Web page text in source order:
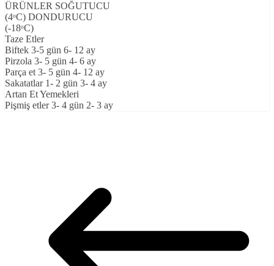
ÜRÜNLER SOĞUTUCU
(4ᵒC) DONDURUCU
(-18ᵒC)
Taze Etler
Biftek 3-5 gün 6- 12 ay
Pirzola 3- 5 gün 4- 6 ay
Parça et 3- 5 gün 4- 12 ay
Sakatatlar 1- 2 gün 3- 4 ay
Artan Et Yemekleri
Pişmiş etler 3- 4 gün 2- 3 ay